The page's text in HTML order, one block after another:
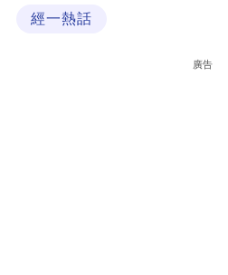
經一熱話
廣告